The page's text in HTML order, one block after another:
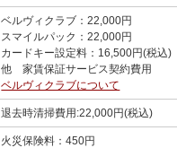
ベルヴィクラブ：22,000円
スマイルパック：22,000円
カードキー設定料：16,500円(税込)
他 家賃保証サービス契約費用
ベルヴィクラブについて
退去時清掃費用:22,000円(税込)
火災保険料：450円